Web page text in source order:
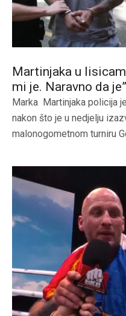
Martinjaka u
mi je. Naravno da je”
Marka Martinjaka policija
nakon što je u nedjelju
malonogometnom turniru